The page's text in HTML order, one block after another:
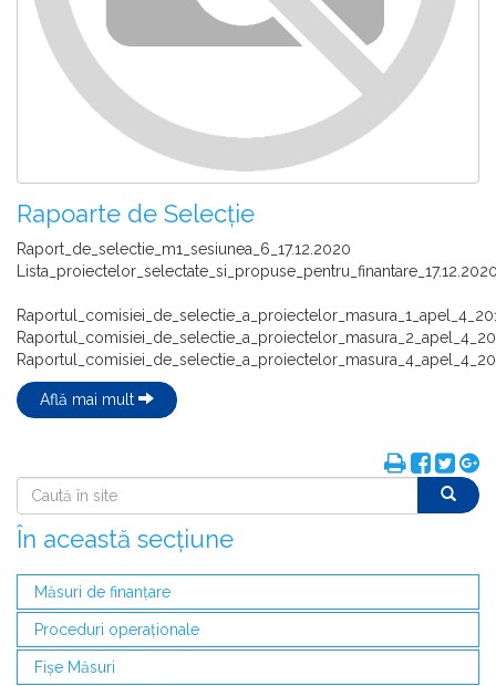
Rapoarte de Selecție
Raport_de_selectie_m1_sesiunea_6_17.12.2020
Află mai mult
În această secțiune
Măsuri de finanțare
Proceduri operaționale
Fișe Măsuri